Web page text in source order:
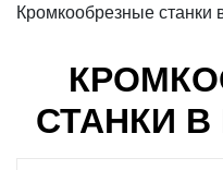
Кромкообрезные станки
СТАНКИ